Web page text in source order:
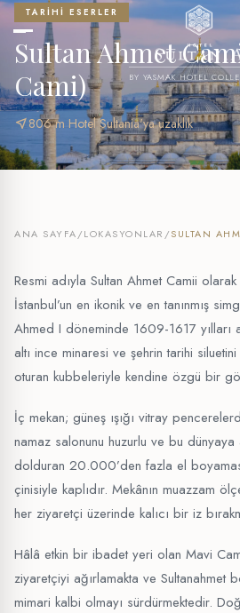
BY YASMAK HOTEL
TARIHI ESERLER
Sultan Ahmet
Cami)
near_me806 m Hotel Sultania'ya uzaklık
ANA SAYFA/LOKASYONLAR /SULTAN
Resmi adıyla Sultan Ahmet Camii
İstanbul’un en ikonik ve en tanınmış
Ahmed I döneminde 1609-1617 yılları
altı ince minaresi ve şehrin tarihi
oturan kubbeleriyle kendine özgü bir
İç mekan; güneş ışığı vitray
namaz salonunu huzurlu ve bu dünyaya
dolduran 20.000’den fazla el
çinisiyle kaplıdır. Mekânın muazzam
her ziyaretçi üzerinde kalıcı bir iz
Hâlâ etkin bir ibadet yeri olan Mavi
ziyaretçiyi ağırlamakta ve Sultanahmet
mimari kalbi olmayı sürdürmektedir.